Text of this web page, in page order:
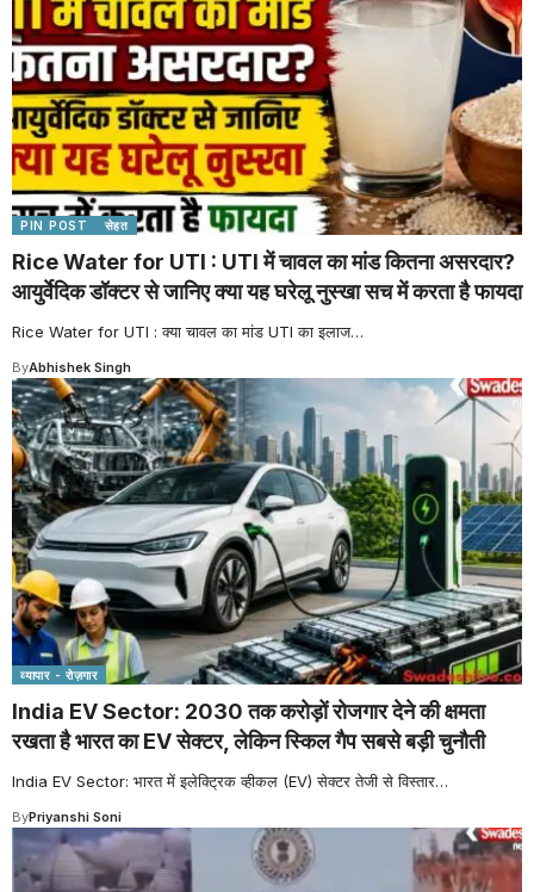
PIN POST सेहत
Rice Water for UTI : UTI में चावल का मांड कितना असरदार?
आयुर्वेदिक डॉक्टर से जानिए क्या यह घरेलू नुस्खा सच में करता है फायदा
Rice Water for UTI : क्या चावल का मांड UTI का इलाज…
ByAbhishek Singh
व्यापार - रोज़गार
India EV Sector: 2030 तक करोड़ों रोजगार देने की क्षमता
रखता है भारत का EV सेक्टर, लेकिन स्किल गैप सबसे बड़ी चुनौती
India EV Sector: भारत में इलेक्ट्रिक व्हीकल (EV) सेक्टर तेजी से विस्तार…
ByPriyanshi Soni